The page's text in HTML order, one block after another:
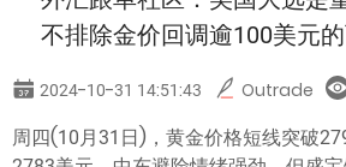
한글
不排除金价回调逾100美元
2024-10-31 14:51:43 Outrade
周四(10月31日)，黄金价格短线突破